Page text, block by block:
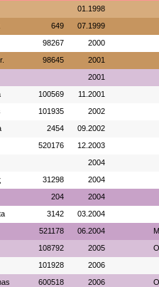
01.1998
649 07.1999
98267 2000
98645 2001
2001
100569 11.2001
101935 2002
2454 09.2002
520176 12.2003
2004
31298 2004
204 2004
3142 03.2004
521178 06.2004
108792 2005
101928 2006
600518 2006